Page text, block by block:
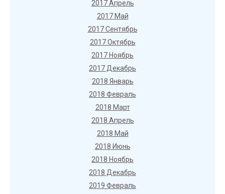
2017 Апрель
2017 Май
2017 Сентябрь
2017 Октябрь
2017 Ноябрь
2017 Декабрь
2018 Январь
2018 Февраль
2018 Март
2018 Апрель
2018 Май
2018 Июнь
2018 Ноябрь
2018 Декабрь
2019 Февраль